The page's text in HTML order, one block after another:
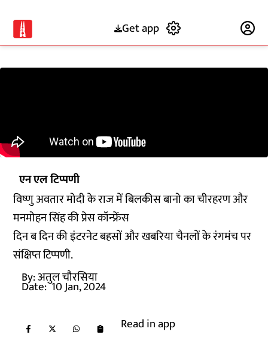
Get app
एन एल टिप्पणी
विष्णु अवतार मोदी के राज में बिलकीस बानो का चीरहरण और
मनमोहन सिंह की प्रेस कॉन्फ्रेंस
दिन ब दिन की इंटरनेट बहसों और खबरिया चैनलों के रंगमंच पर
संक्षिप्त टिप्पणी.
By:अतुल चौरसिया
Date: 10 Jan, 2024
Read in app